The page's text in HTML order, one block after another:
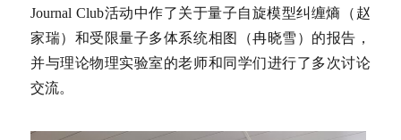
Journal Club活动中作了关于量子自旋模型纠缠熵（赵
家瑞）和受限量子多体系统相图（冉晓雪）的报告，
并与理论物理实验室的老师和同学们进行了多次讨论
交流。